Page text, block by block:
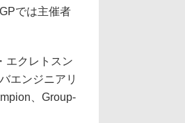
では主催者
エクレトスン
エンジニアリ
、Group-